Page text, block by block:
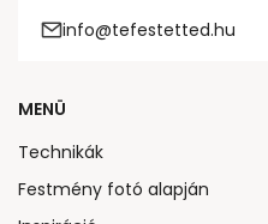
info@tefestetted.hu
MENÜ
Technikák
Festmény fotó alapján